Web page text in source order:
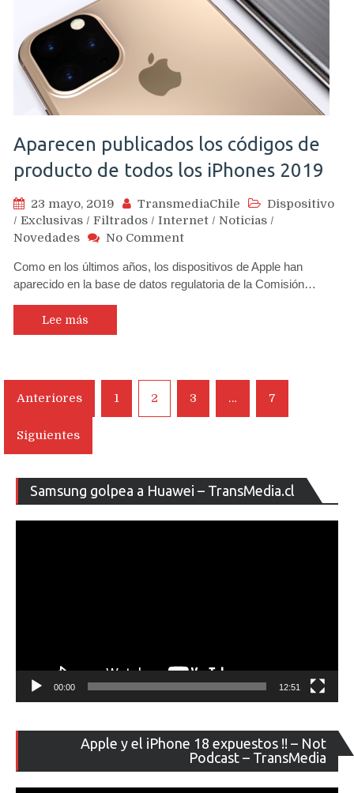
iPhones
Aparecen publicados los códigos de
producto de todos los iPhones 2019
23 mayo, 2019 TransmediaChile
Dispositivo
/ Exclusivas / Filtrados / Internet / Noticias /
Novedades
No Commenton
publicados
los
iPhones
2019
Como en los últimos años, los dispositivos de Apple han
aparecido en la base de datos regulatoria de la Comisión…
Lee más
Navegación
entradas
Anteriores 1 2 3 … 7
Siguientes
Samsung golpea a Huawei – TransMedia.cl
de
00:00 12:51
Apple y el iPhone 18 expuestos !! – Not
Podcast – TransMedia
de